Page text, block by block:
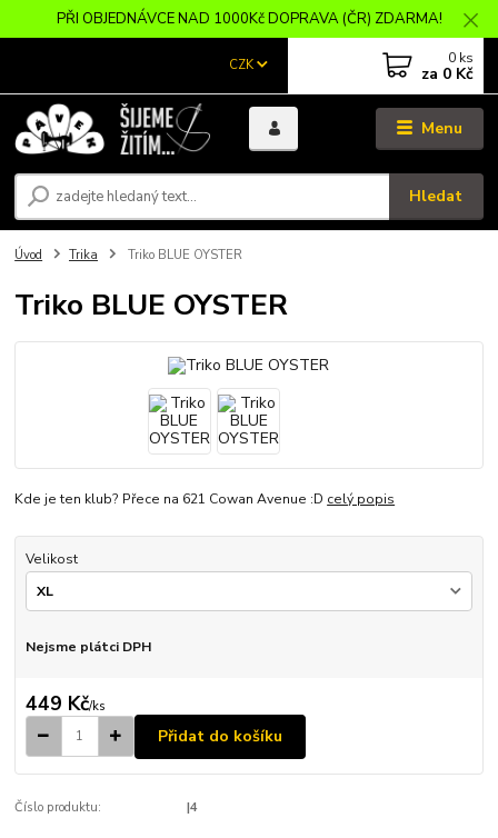
PŘI OBJEDNÁVCE NAD 1000Kč DOPRAVA (ČR) ZDARMA!
Menu
CZK
Hledat
0 ks
za 0 Kč
Úvod Trika Triko BLUE OYSTER
Triko BLUE OYSTER
Kde je ten klub? Přece na 621 Cowan Avenue :D celý popis
Velikost
Nejsme plátci DPH
449 Kč/ks
Přidat do košíku
Číslo produktu: |4